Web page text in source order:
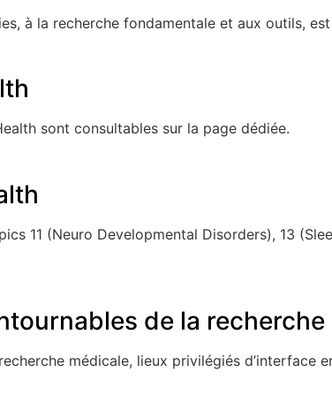
à la recherche fondamentale et aux outils,
sont consultables sur la page dédiée.
11 (Neuro Developmental Disorders), 13
de la recherche
médicale, lieux privilégiés d’interface